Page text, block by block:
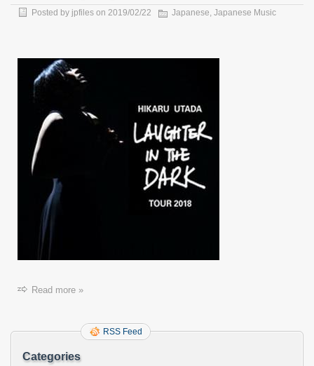
Posted by jpfiles on 2019/02/22 Japanese, Japanese Music
Read more »
RSS Feed
Categories